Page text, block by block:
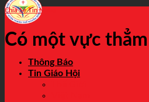
Thông Báo
Tin Giáo Hội
Chia Sẻ Tin Mừng
Có một vực thẳm